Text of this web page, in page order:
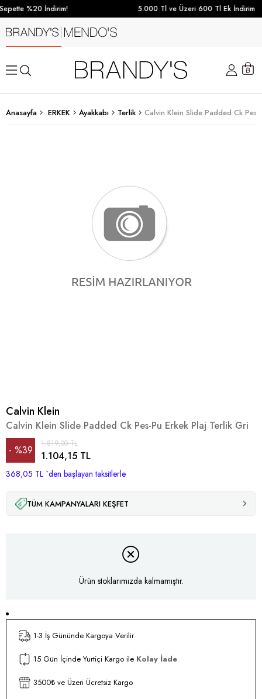
%20 İndirim! 5.000 Tl ve Üzeri 600 Tl Ek İndirim
Anasayfa ERKEK Ayakkabı Terlik Calvin Klein Slide Padded Ck
Calvin Klein
Calvin Klein Slide Padded Ck Pes-Pu Erkek Plaj Terlik Gri
%39
İndirim
1.819,00 TL
1.104,15 TL
368,05 TL `den başlayan taksitlerle
TÜM KAMPANYALARI KEŞFET
Ürün stoklarımızda kalmamıştır.
1-3 İş Gününde Kargoya Verilir
15 Gün İçinde Yurtiçi Kargo ile Kolay İade
3500₺ ve Üzeri Ücretsiz Kargo